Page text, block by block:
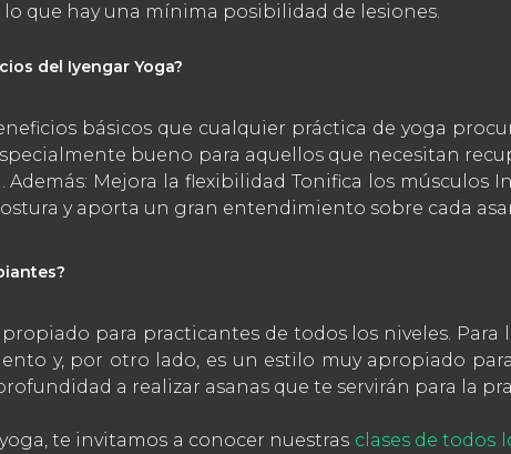
que hay una mínima posibilidad de lesiones.
del Iyengar Yoga?
básicos que cualquier práctica de yoga
bueno para aquellos que necesitan
Además: Mejora la flexibilidad Tonifica los músculos
y aporta un gran entendimiento sobre cada
para practicantes de todos los niveles. Para
y, por otro lado, es un estilo muy apropiado
a realizar asanas que te servirán para la
te invitamos a conocer nuestras clases de todos